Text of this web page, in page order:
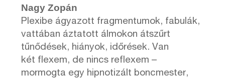
Nagy Zopán
Plexibe ágyazott fragmentumok, fabulák,
vattában áztatott álmokon átszűrt
tűnődések, hiányok, időrések. Van
két flexem, de nincs reflexem –
mormogta egy hipnotizált boncmester,